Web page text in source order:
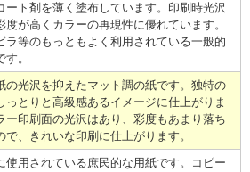
ート剤を薄く塗布しています。印刷時光沢
度が高くカラーの再現性に優れています。
ラ等のもっともよく利用されている一般的
。
の光沢を抑えたマット調の紙です。独特の
っとりと高級感あるイメージに仕上がりま
ー印刷面の光沢はあり、彩度もあまり落ち
で、きれいな印刷に仕上がります。
使用されている庶民的な用紙です。コピー